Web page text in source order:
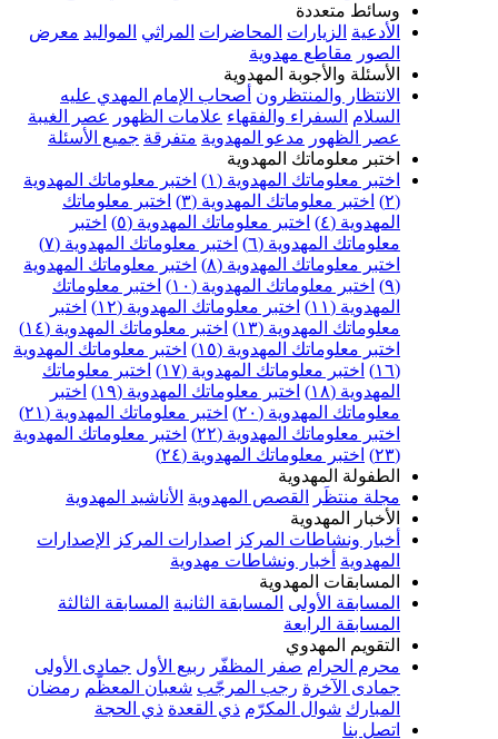
متعددة
الزيارات المحاضرات المراثي المواليد معرض
مقاطع مهدوية
والأجوبة المهدوية
والمنتظرون أصحاب الإمام المهدي عليه
السفراء والفقهاء علامات الظهور عصر الغيبة
مدعو المهدوية متفرقة جميع الأسئلة
معلوماتك المهدوية
معلوماتك المهدوية (١)
اختبر معلوماتك المهدوية
اختبر معلوماتك المهدوية (٣)
اختبر معلوماتك
اختبر معلوماتك المهدوية (٥)
اختبر
المهدوية (٦)
اختبر معلوماتك المهدوية (٧)
معلوماتك المهدوية (٨)
اختبر معلوماتك المهدوية
اختبر معلوماتك المهدوية (١٠)
اختبر معلوماتك
اختبر معلوماتك المهدوية (١٢)
اختبر
المهدوية (١٣)
اختبر معلوماتك المهدوية (١٤)
معلوماتك المهدوية (١٥)
اختبر معلوماتك المهدوية
اختبر معلوماتك المهدوية (١٧)
اختبر معلوماتك
اختبر معلوماتك المهدوية (١٩)
اختبر
المهدوية (٢٠)
اختبر معلوماتك المهدوية (٢١)
معلوماتك المهدوية (٢٢)
اختبر معلوماتك المهدوية
اختبر معلوماتك المهدوية (٢٤)
المهدوية
منتظَر
القصص المهدوية الأناشيد المهدوية
المهدوية
ونشاطات المركز اصدارات المركز الإصدارات
أخبار ونشاطات مهدوية
المهدوية
الأولى المسابقة الثانية المسابقة الثالثة
الرابعة
المهدوي
الحرام
صفر المظفّر ربيع الأول جمادى الأولى
رجب المرجّب شعبان المعظّم رمضان
شوال المكرّم ذي القعدة ذي الحجة